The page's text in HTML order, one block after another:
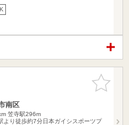
お気に入
りに追加
南区
笠寺駅296m
り徒歩約7分日本ガイシスポーツプ